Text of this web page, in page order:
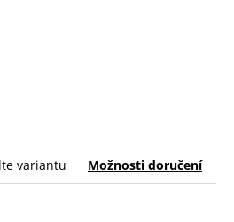
variantu Možnosti doručení